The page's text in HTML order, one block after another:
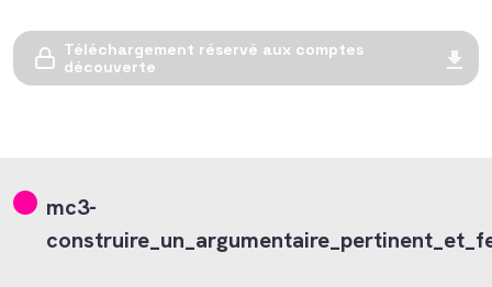
Téléchargement réservé aux comptes
découverte
mc3-